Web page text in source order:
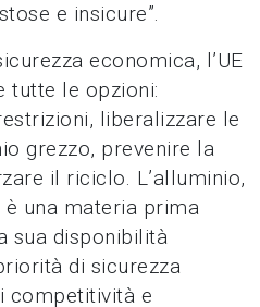
e insicure”.
economica, l’UE
tutte le opzioni:
liberalizzare le
grezzo, prevenire la
il riciclo. L’alluminio,
una materia prima
sua disponibilità
di sicurezza
competitività e